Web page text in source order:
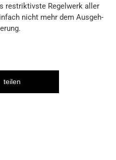
restriktivste Regelwerk aller
nicht mehr dem Ausgeh-
teilen